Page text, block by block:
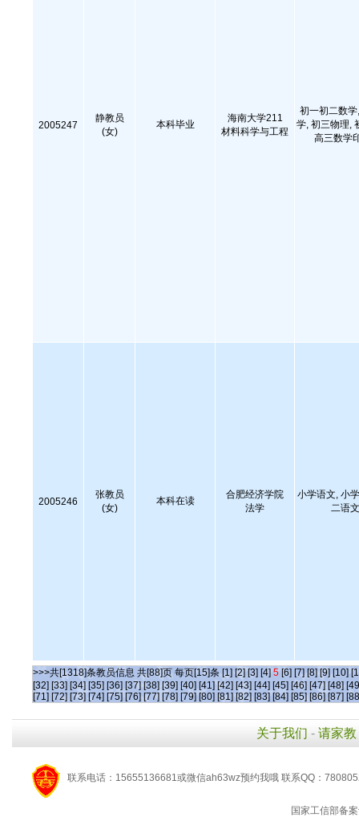
2005247
静教员
(女)
本科毕业
海南大学211
材料科学与工程
初一初二数
学, 初三物理,
高三数学
2005246
张教员
(女)
本科在读
合肥经济学院
法学
小学语文, 小
二语
>>>共[1318]条教员信息 共[88]页 每页[15]条 [1] [2] [3] [4] 5 [6] [7] [8] [9] [10]
[32] [33] [34] [35] [36] [37] [38] [39] [40] [41] [42] [43] [44] [45] [46] [47] [48]
[71] [72] [73] [74] [75] [76] [77] [78] [79] [80] [81] [82] [83] [84] [85] [86] [87]
关于我们 - 请家教
联系电话：15655136681或微信ah63wz预约我哦 联系QQ：
国家工信部备